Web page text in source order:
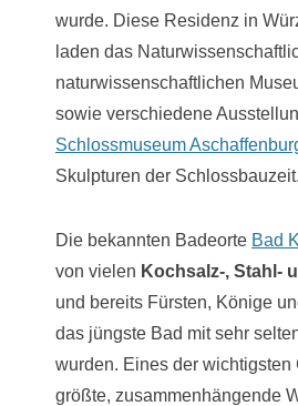
wurde. Diese Residenz in
laden das
naturwissenschaftlichen
sowie verschiedene
Schlossmuseum
Skulpturen der Schlossbauzeit.
Die bekannten Badeorte Bad
von vielen Kochsalz-, Stahl-
und bereits Fürsten, Könige
das jüngste Bad mit sehr
wurden. Eines der wichtigsten
größte, zusammenhängende